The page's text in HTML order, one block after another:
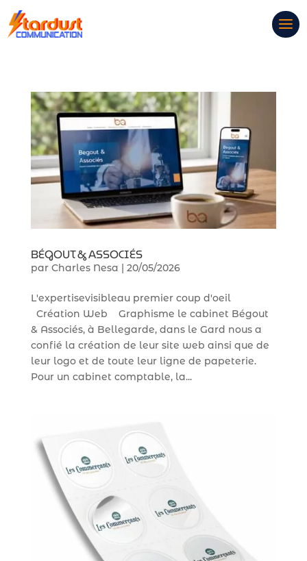
BÉGOUT & ASSOCIÉS
par Charles Nesa | 20/05/2026
L'expertisevisibleau premier coup d'oeil
Création Web Graphisme le cabinet Bégout
& Associés, à Bellegarde, dans le Gard nous a
confié la création de leur site web ainsi que de
leur logo et de toute leur ligne de papeterie.
Pour un cabinet comptable, la...